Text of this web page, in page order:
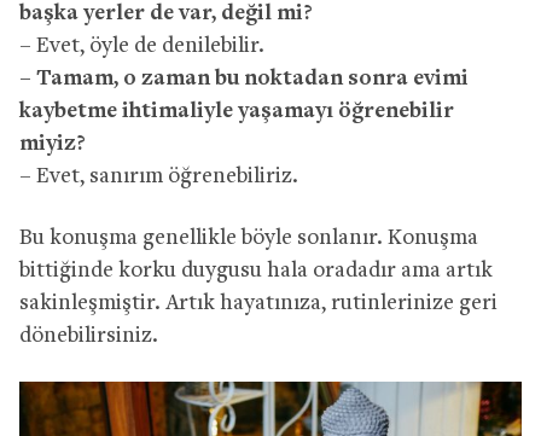
başka yerler de var, değil mi?
– Evet, öyle de denilebilir.
– Tamam, o zaman bu noktadan sonra evimi
kaybetme ihtimaliyle yaşamayı öğrenebilir
miyiz?
– Evet, sanırım öğrenebiliriz.
Bu konuşma genellikle böyle sonlanır. Konuşma
bittiğinde korku duygusu hala oradadır ama artık
sakinleşmiştir. Artık hayatınıza, rutinlerinize geri
dönebilirsiniz.